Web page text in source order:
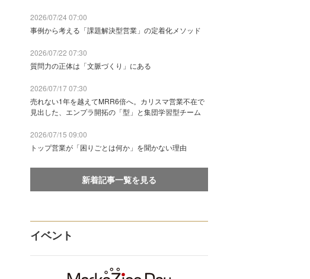
2026/07/24 07:00
事例から考える「課題解決型営業」の定着化メソッド
2026/07/22 07:30
質問力の正体は「文脈づくり」にある
2026/07/17 07:30
売れない1年を越えてMRR6倍へ。カリスマ営業不在で
見出した、エンプラ開拓の「型」と集団学習型チーム
2026/07/15 09:00
トップ営業が「困りごとは何か」を聞かない理由
新着記事一覧を見る
イベント